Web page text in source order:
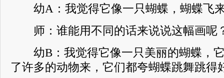
幼A：我觉得它像一只蝴蝶，蝴蝶飞
师：谁能用不同的话来说说这幅画呢
幼B：我觉得它像一只美丽的蝴蝶，它
了许多的动物来，它们都夸蝴蝶跳舞跳